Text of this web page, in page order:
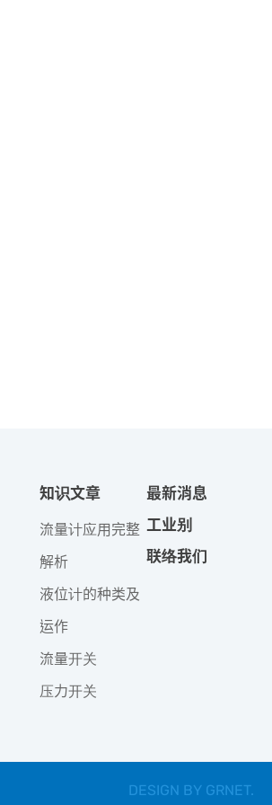
知识文章
流量计应用完整
解析
液位计的种类及
运作
流量开关
压力开关
最新消息
工业别
联络我们
DESIGN BY GRNET.